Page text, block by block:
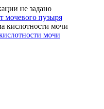
мочевого пузыря
мочи